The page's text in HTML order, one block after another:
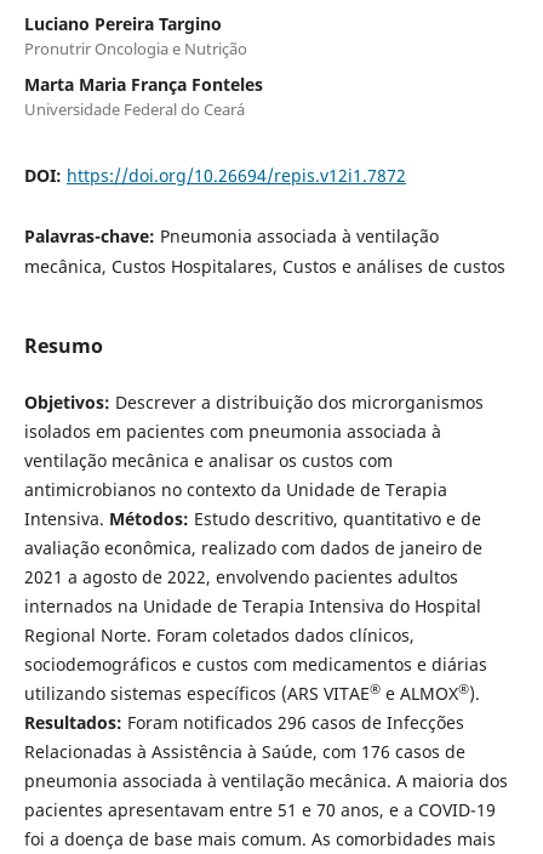
Luciano Pereira Targino
Pronutrir Oncologia e Nutrição
Marta Maria França Fonteles
Universidade Federal do Ceará
DOI: https://doi.org/10.26694/repis.v12i1.7872
Palavras-chave: Pneumonia associada à ventilação
mecânica, Custos Hospitalares, Custos e análises de custos
Resumo
Objetivos: Descrever a distribuição dos microrganismos
isolados em pacientes com pneumonia associada à
ventilação mecânica e analisar os custos com
antimicrobianos no contexto da Unidade de Terapia
Intensiva. Métodos: Estudo descritivo, quantitativo e de
avaliação econômica, realizado com dados de janeiro de
2021 a agosto de 2022, envolvendo pacientes adultos
internados na Unidade de Terapia Intensiva do Hospital
Regional Norte. Foram coletados dados clínicos,
sociodemográficos e custos com medicamentos e diárias
utilizando sistemas específicos (ARS VITAE®e ALMOX®).
Resultados: Foram notificados 296 casos de Infecções
Relacionadas à Assistência à Saúde, com 176 casos de
pneumonia associada à ventilação mecânica. A maioria dos
pacientes apresentavam entre 51 e 70 anos, e a COVID-19
foi a doença de base mais comum. As comorbidades mais